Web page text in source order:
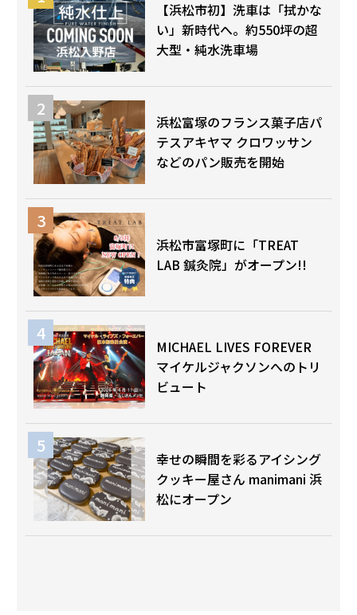
【浜松市初】洗車は「拭かな
い」新時代へ。約550坪の超
大型・純水洗車場
浜松富塚のフランス菓子店パ
テスアキヤマ クロワッサン
などのパン販売を開始
浜松市富塚町に「TREAT
LAB 鍼灸院」がオープン!!
MICHAEL LIVES FOREVER
マイケルジャクソンへのトリ
ビュート
幸せの瞬間を彩るアイシング
クッキー屋さん manimani 浜
松にオープン